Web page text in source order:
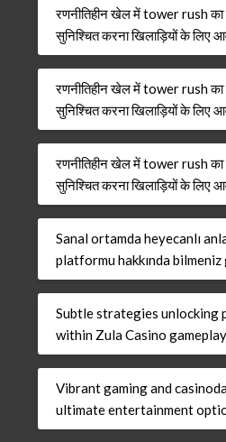
रणनीतिहीन खेल में tower rush का
सुनिश्चित करना खिलाड़ियों के लिए
रणनीतिहीन खेल में tower rush का
सुनिश्चित करना खिलाड़ियों के लिए
रणनीतिहीन खेल में tower rush का
सुनिश्चित करना खिलाड़ियों के लिए
Sanal ortamda heyecanlı
platformu hakkında
Subtle strategies unlocking
within Zula Casino gameplay
Vibrant gaming and
ultimate entertainment